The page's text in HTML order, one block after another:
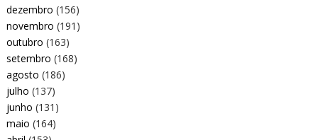
dezembro (156)
novembro (191)
outubro (163)
setembro (168)
agosto (186)
julho (137)
junho (131)
maio (164)